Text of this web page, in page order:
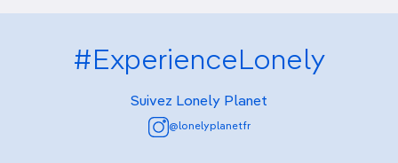
#ExperienceLonely
Suivez Lonely Planet
@lonelyplanetfr